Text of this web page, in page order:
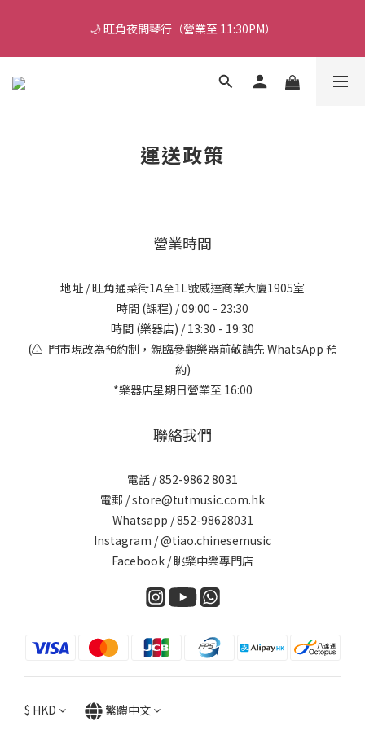
🎵 新生限時：$200 試堂優惠（包樂器借用）
🌙 旺角夜間琴行（營業至 11:30PM）
🔥 門市轉型感謝祭：現貨低至 7 折！（參觀門市及試琴敬請
🎵 新生限時：$200 試堂優惠（包樂器借用）
運送政策
營業時間
地址 / 旺角通菜街1A至1L號威達商業大廈1905室
時間 (課程) / 09:00 - 23:30
時間 (樂器店) / 13:30 - 19:30
(⚠️ 門市現改為預約制，親臨參觀樂器前敬請先 WhatsApp 預
約)
*樂器店星期日營業至 16:00
聯絡我們
電話 / 852-9862 8031
電郵 / store@tutmusic.com.hk
Whatsapp /852-98628031
Instagram / @tiao.chinesemusic
Facebook / 眺樂中樂專門店
$ HKD 繁體中文